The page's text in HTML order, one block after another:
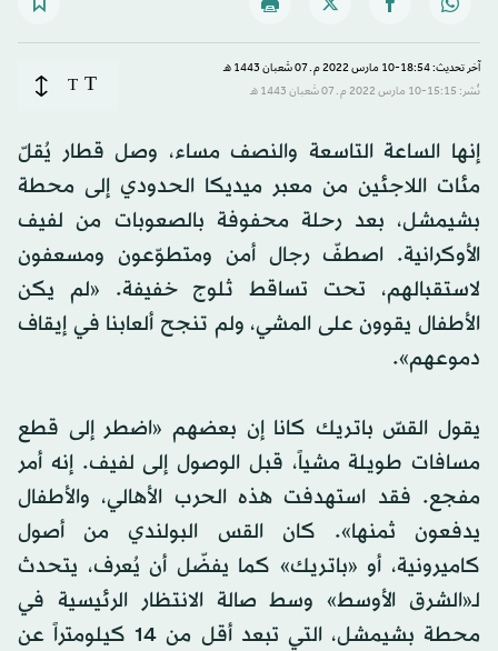
آخر تحديث: 18:54-10 مارس 2022 م ـ 07 شَعبان 1443 هـ
نُشر: 15:15-10 مارس 2022 م ـ 07 شَعبان 1443 هـ
T
T
إنها الساعة التاسعة والنصف مساء، وصل قطار يُقلّ
مئات اللاجئين من معبر ميديكا الحدودي إلى محطة
بشيمشل، بعد رحلة محفوفة بالصعوبات من لفيف
الأوكرانية. اصطفّ رجال أمن ومتطوّعون ومسعفون
لاستقبالهم، تحت تساقط ثلوج خفيفة. «لم يكن
الأطفال يقوون على المشي، ولم تنجح ألعابنا في إيقاف
دموعهم».
يقول القسّ باتريك كانا إن بعضهم «اضطر إلى قطع
مسافات طويلة مشياً، قبل الوصول إلى لفيف. إنه أمر
مفجع. فقد استهدفت هذه الحرب الأهالي، والأطفال
يدفعون ثمنها». كان القس البولندي من أصول
كاميرونية، أو «باتريك» كما يفضّل أن يُعرف، يتحدث
لـ«الشرق الأوسط» وسط صالة الانتظار الرئيسية في
محطة بشيمشل، التي تبعد أقل من 14 كيلومتراً عن